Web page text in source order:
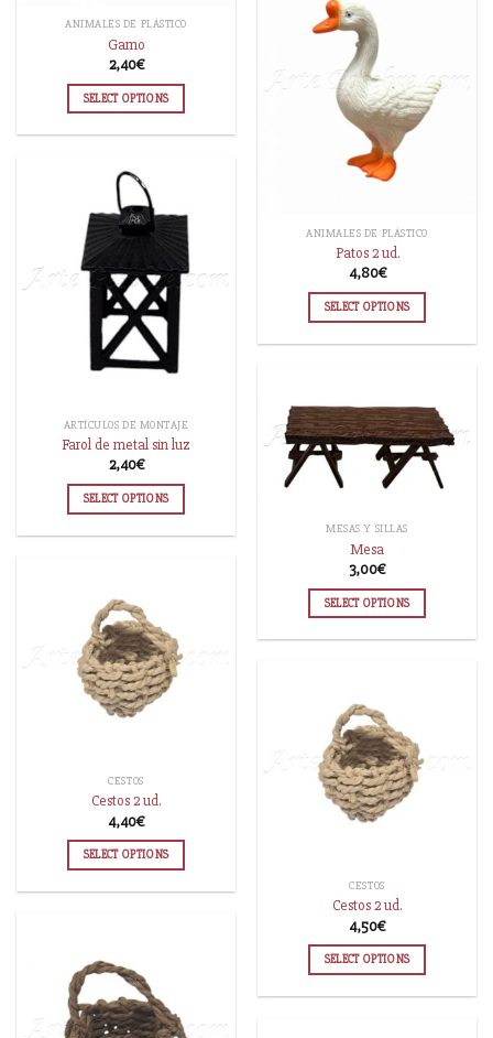
ANIMALES DE PLÁSTICO
Gamo
2,40€
SELECT OPTIONS
ANIMALES DE PLÁSTICO
Patos 2 ud.
4,80€
SELECT OPTIONS
ARTÍCULOS DE MONTAJE
Farol de metal sin luz
2,40€
SELECT OPTIONS
MESAS Y SILLAS
Mesa
3,00€
SELECT OPTIONS
CESTOS
Cestos 2 ud.
4,40€
SELECT OPTIONS
CESTOS
Cestos 2 ud.
4,50€
SELECT OPTIONS